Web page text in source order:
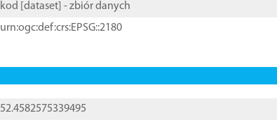
kod [ dataset ] - zbiór danych
urn:ogc:def:crs:EPSG::2180
52.4582575339495